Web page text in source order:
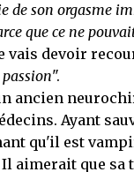
de son orgasme
que ce ne
vais devoir
".
ancien
Ayant
qu'il est
aimerait que sa